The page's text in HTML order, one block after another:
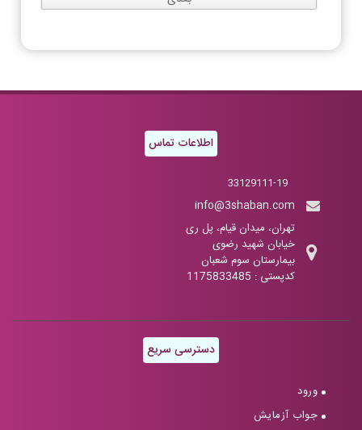
اطلاعات تماس
33129111-19
info@3shaban.com
تهران، میدان قیام، پل ری
خیابان شهید رضوی
بیمارستان سوم شعبان
کدپستی : 1175833485
دسترسی سریع
ورود
جواب آزمایش